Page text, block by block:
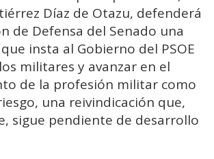
Díaz de Otazu, defenderá
de Defensa del Senado una
insta al Gobierno del PSOE
militares y avanzar en el
de la profesión militar como
una reivindicación que,
sigue pendiente de desarrollo